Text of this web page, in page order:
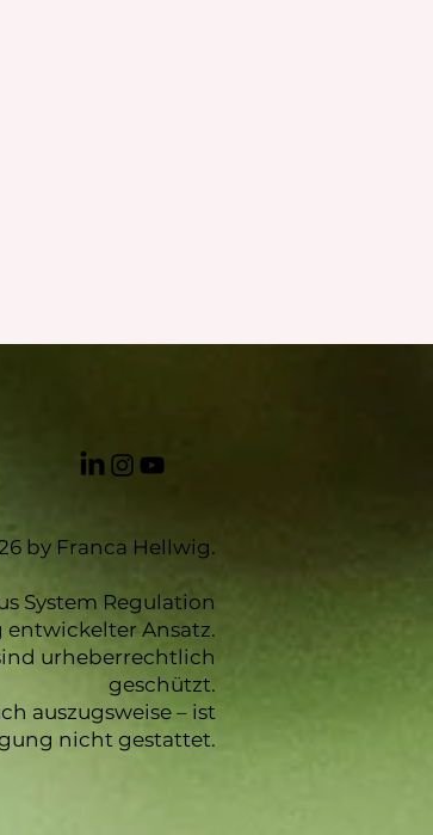
by Franca Hellwig.
System Regulation
entwickelter Ansatz.
urheberrechtlich
geschützt.
auszugsweise – ist
nicht gestattet.